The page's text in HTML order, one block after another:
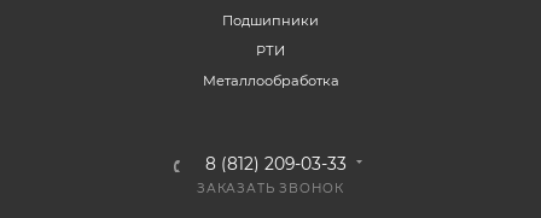
Подшипники
РТИ
Металлообработка
8 (812) 209-03-33
ЗАКАЗАТЬ ЗВОНОК